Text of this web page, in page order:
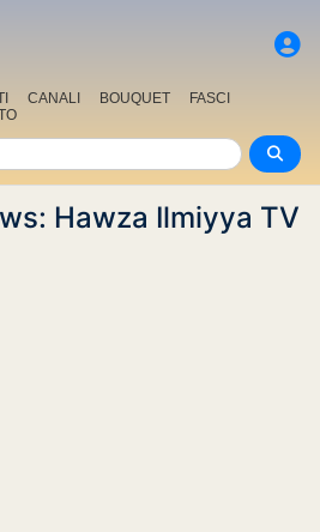
CANALI BOUQUET
FASCI
Hawza Ilmiyya TV